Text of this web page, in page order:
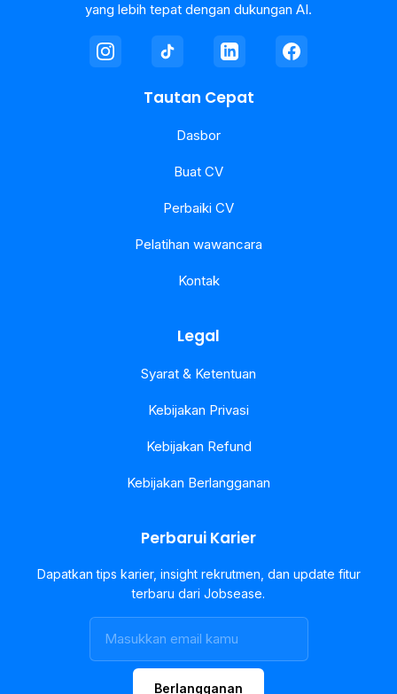
yang lebih tepat dengan dukungan AI.
Tautan Cepat
Dasbor
Buat CV
Perbaiki CV
Pelatihan wawancara
Kontak
Legal
Syarat & Ketentuan
Kebijakan Privasi
Kebijakan Refund
Kebijakan Berlangganan
Perbarui Karier
Dapatkan tips karier, insight rekrutmen, dan update fitur
terbaru dari Jobsease.
Berlangganan